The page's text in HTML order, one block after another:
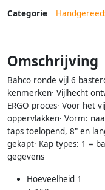
Categorie
Omschrijving
Bahco ronde vijl 6
kenmerken· Vijlhecht
ERGO proces· Voor het
oppervlakken· Vorm:
taps toelopend, 8" en
gekapt· Kap types: 1 =
gegevens
Hoeveelheid 1